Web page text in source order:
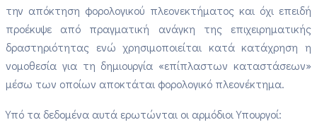
την απόκτηση φορολογικού πλεονεκτήματος και όχι επειδή
προέκυψε από πραγματική ανάγκη της επιχειρηματικής
δραστηριότητας ενώ χρησιμοποιείται κατά κατάχρηση η
νομοθεσία για τη δημιουργία «επίπλαστων καταστάσεων»
μέσω των οποίων αποκτάται φορολογικό πλεονέκτημα.
Υπό τα δεδομένα αυτά ερωτώνται οι αρμόδιοι Υπουργοί: